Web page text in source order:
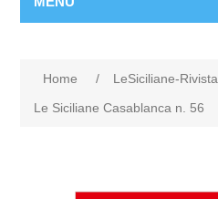
Home / LeSiciliane-Rivista
Le Siciliane Casablanca n. 56